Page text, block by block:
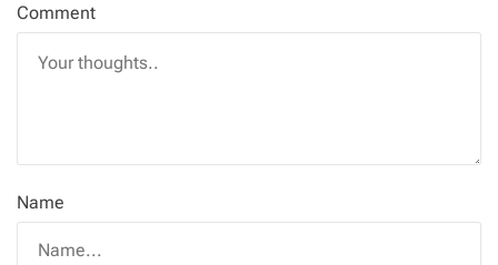
Comment
Name